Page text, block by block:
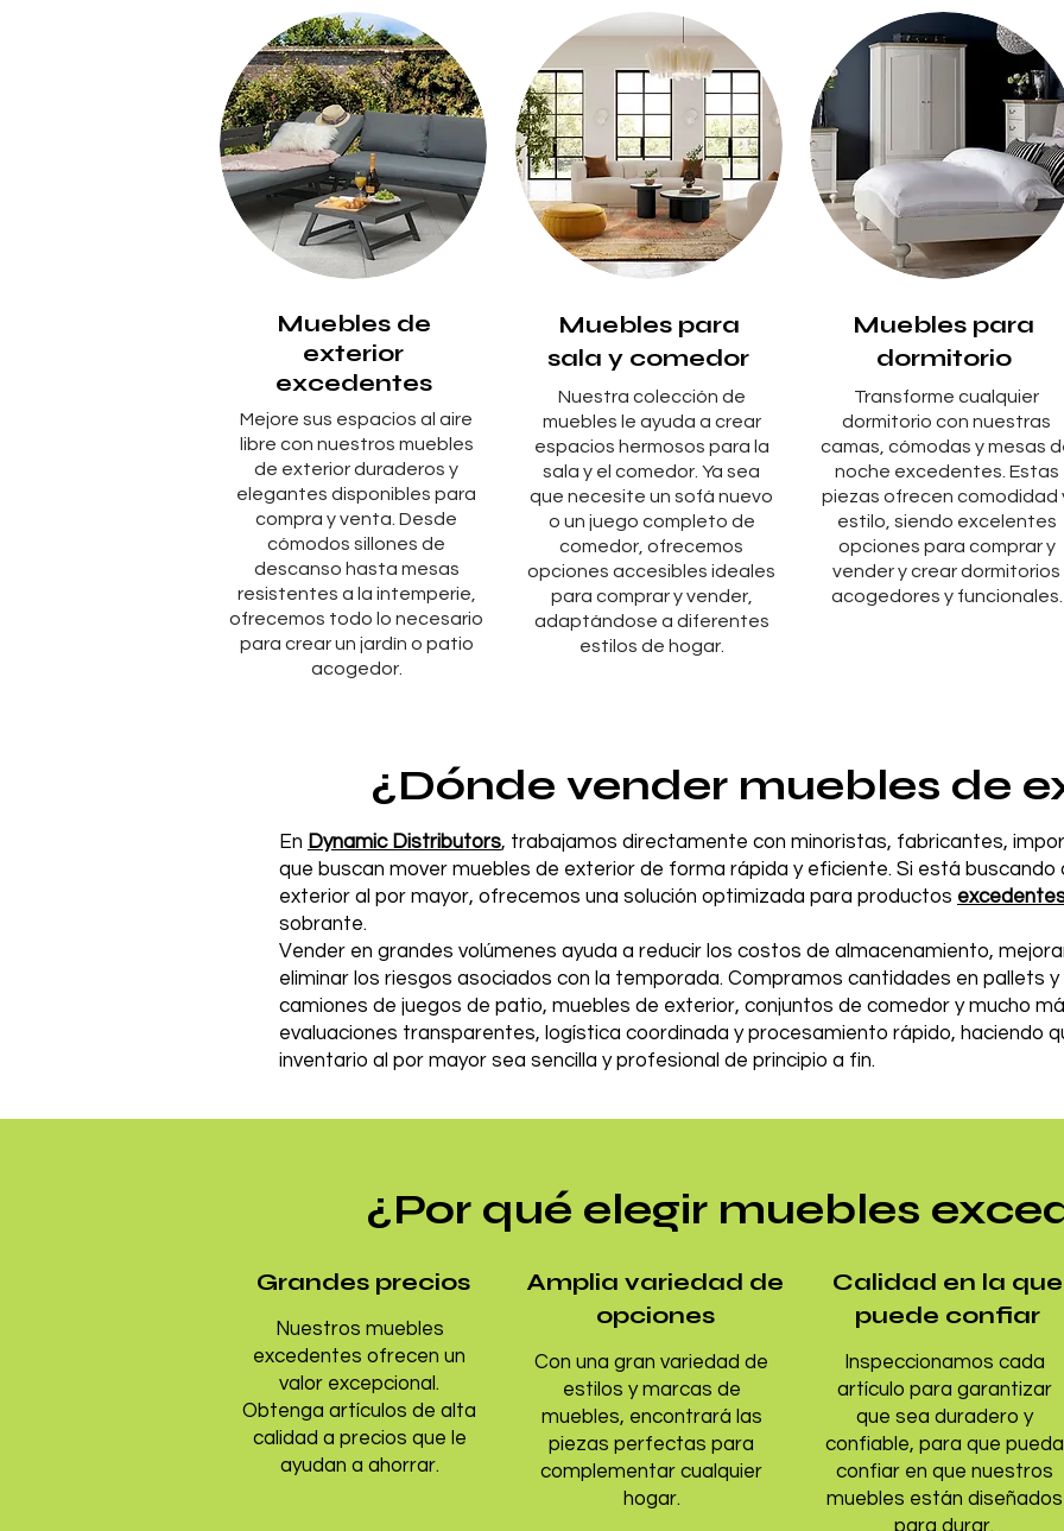
Muebles de
exterior
excedentes
Mejore sus espacios al aire
libre con nuestros muebles
de exterior duraderos y
elegantes disponibles para
compra y venta. Desde
cómodos sillones de
descanso hasta mesas
resistentes a la intemperie,
ofrecemos todo lo necesario
para crear un jardín o patio
acogedor.
Muebles para
sala y comedor
Nuestra colección de
muebles le ayuda a crear
espacios hermosos para la
sala y el comedor. Ya sea
que necesite un sofá nuevo
o un juego completo de
comedor, ofrecemos
opciones accesibles ideales
para comprar y vender,
adaptándose a diferentes
estilos de hogar.
Muebles para
dormitorio
Transforme cualquier
dormitorio con nuestras
camas, cómodas y mesas
noche excedentes. Estas
piezas ofrecen comodidad
estilo, siendo excelentes
opciones para comprar y
vender y crear dormitorios
acogedores y funcionales.
¿Dónde vender muebles de
En Dynamic Distributors, trabajamos directamente con minoristas, fabricantes,
que buscan mover muebles de exterior de forma rápida y eficiente. Si está buscando
exterior al por mayor, ofrecemos una solución optimizada para productos
sobrante.
Vender en grandes volúmenes ayuda a reducir los costos de almacenamiento,
eliminar los riesgos asociados con la temporada. Compramos cantidades en pallets
camiones de juegos de patio, muebles de exterior, conjuntos de comedor y mucho
evaluaciones transparentes, logística coordinada y procesamiento rápido, haciendo
inventario al por mayor sea sencilla y profesional de principio a fin.
¿Por qué elegir muebles
Grandes precios
Nuestros muebles
excedentes ofrecen un
valor excepcional.
Obtenga artículos de alta
calidad a precios que le
ayudan a ahorrar.
Amplia variedad de
opciones
Con una gran variedad de
estilos y marcas de
muebles, encontrará las
piezas perfectas para
complementar cualquier
hogar.
Calidad en la que
puede confiar
Inspeccionamos cada
artículo para garantizar
que sea duradero y
confiable, para que pueda
confiar en que nuestros
muebles están diseñados
para durar.